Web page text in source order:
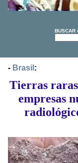
BUSCAR
- Brasil :
Tierras
empresas